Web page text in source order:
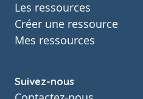
Les ressources
Créer une ressource
Mes ressources
Suivez-nous